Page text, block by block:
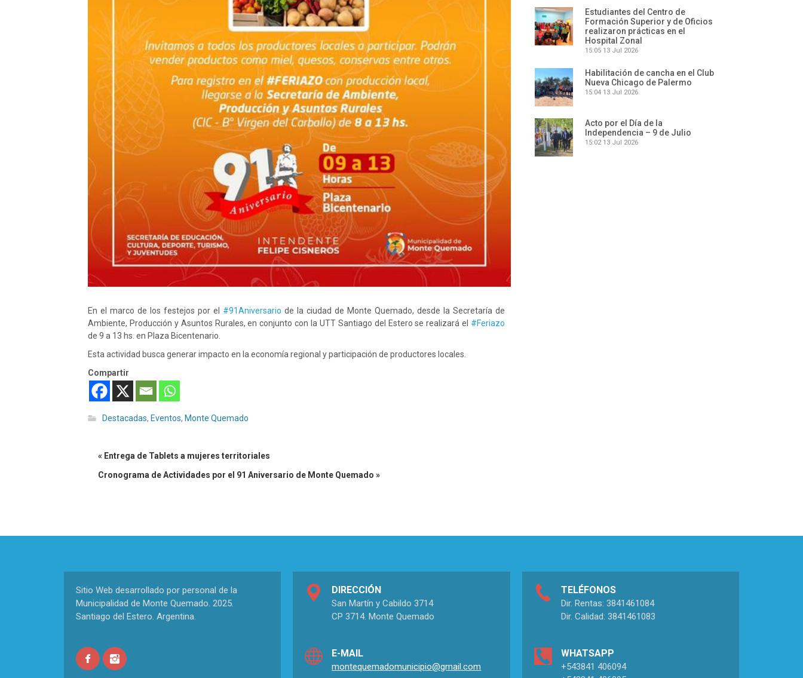
En el marco de los festejos por el #91Aniversario de la ciudad de Monte Quemado, desde la Secretaría de
Ambiente, Producción y Asuntos Rurales, en conjunto con la UTT Santiago del Estero se realizará el #Feriazo
de 9 a 13 hs. en Plaza Bicentenario.
Esta actividad busca generar impacto en la economía regional y participación de productores locales.
Compartir
Destacadas, Eventos, Monte Quemado
« Entrega de Tablets a mujeres territoriales
Cronograma de Actividades por el 91 Aniversario de Monte Quemado »
Estudiantes del Centro de
Formación Superior y de Oficios
realizaron prácticas en el
Hospital Zonal
15:05 13 Jul 2026
Habilitación de cancha en el Club
Nueva Chicago de Palermo
15:04 13 Jul 2026
Acto por el Día de la
Independencia – 9 de Julio
15:02 13 Jul 2026
Sitio Web desarrollado por personal de la
Municipalidad de Monte Quemado. 2025.
Santiago del Estero. Argentina.
DIRECCIÓN
San Martín y Cabildo 3714
CP 3714. Monte Quemado
E-MAIL
montequemadomunicipio@gmail.com
TELÉFONOS
Dir. Rentas: 3841461084
Dir. Calidad: 3841461083
WHATSAPP
+543841 406094